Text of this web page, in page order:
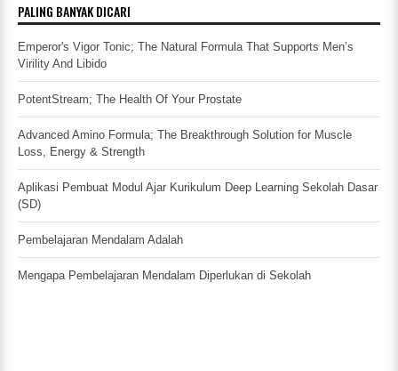
PALING BANYAK DICARI
Emperor's Vigor Tonic; The Natural Formula That Supports Men’s
Virility And Libido
PotentStream; The Health Of Your Prostate
Advanced Amino Formula; The Breakthrough Solution for Muscle
Loss, Energy & Strength
Aplikasi Pembuat Modul Ajar Kurikulum Deep Learning Sekolah Dasar
(SD)
Pembelajaran Mendalam Adalah
Mengapa Pembelajaran Mendalam Diperlukan di Sekolah